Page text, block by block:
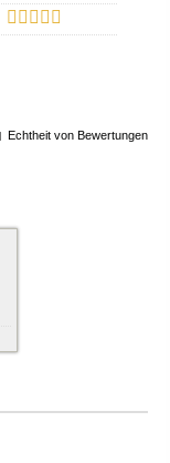
Echtheit von Bewertungen